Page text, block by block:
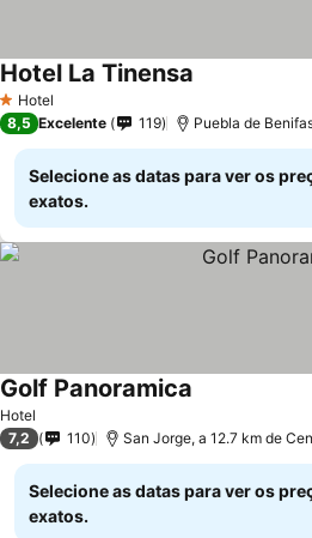
1 Estrelas
Hotel
Hotel La Tinensa
8,5 Excelente 119 Puebla de
Selecione as datas para ver os
exatos.
Hotel
Golf Panoramica
7,2 110 San Jorge, a 12.7 km de
Selecione as datas para ver os
exatos.